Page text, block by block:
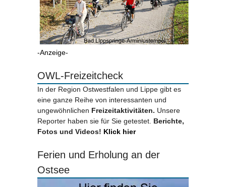
-Anzeige-
OWL-Freizeitcheck
In der Region Ostwestfalen und Lippe gibt es
eine ganze Reihe von interessanten und
ungewöhnlichen Freizeitaktivitäten. Unsere
Reporter haben sie für Sie getestet. Berichte,
Fotos und Videos! Klick hier
Ferien und Erholung an der
Ostsee